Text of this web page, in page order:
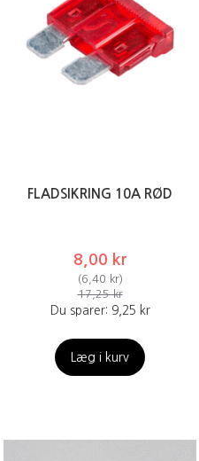
FLADSIKRING 10A RØD
8,00 kr
(6,40 kr)
17,25 kr
Du sparer: 9,25 kr
Læg i kurv